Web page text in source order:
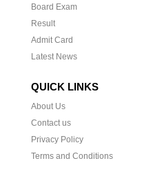
Board Exam
Result
Admit Card
Latest News
QUICK LINKS
About Us
Contact us
Privacy Policy
Terms and Conditions